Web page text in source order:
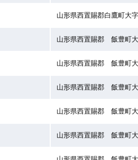
山形県西置賜郡白鷹町大
山形県西置賜郡 飯豊町
山形県西置賜郡 飯豊町大
山形県西置賜郡 飯豊町
山形県西置賜郡 飯豊町
山形県西置賜郡 飯豊町